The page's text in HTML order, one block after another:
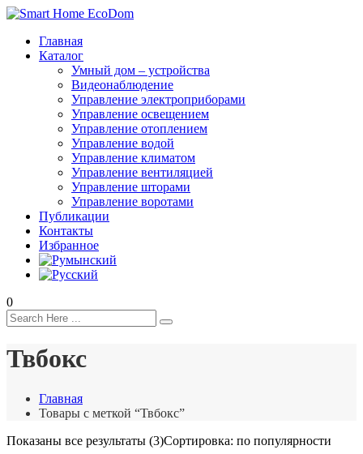
Главная
Каталог
Умный дом – устройства
Видеонаблюдение
Управление электроприборами
Управление освещением
Управление отоплением
Управление водой
Управление климатом
Управление вентиляцией
Управление шторами
Управление воротами
Публикации
Контакты
Избранное
0
Твбокс
Главная
Товары с меткой “Твбокс”
Показаны все результаты (3)Сортировка: по популярности